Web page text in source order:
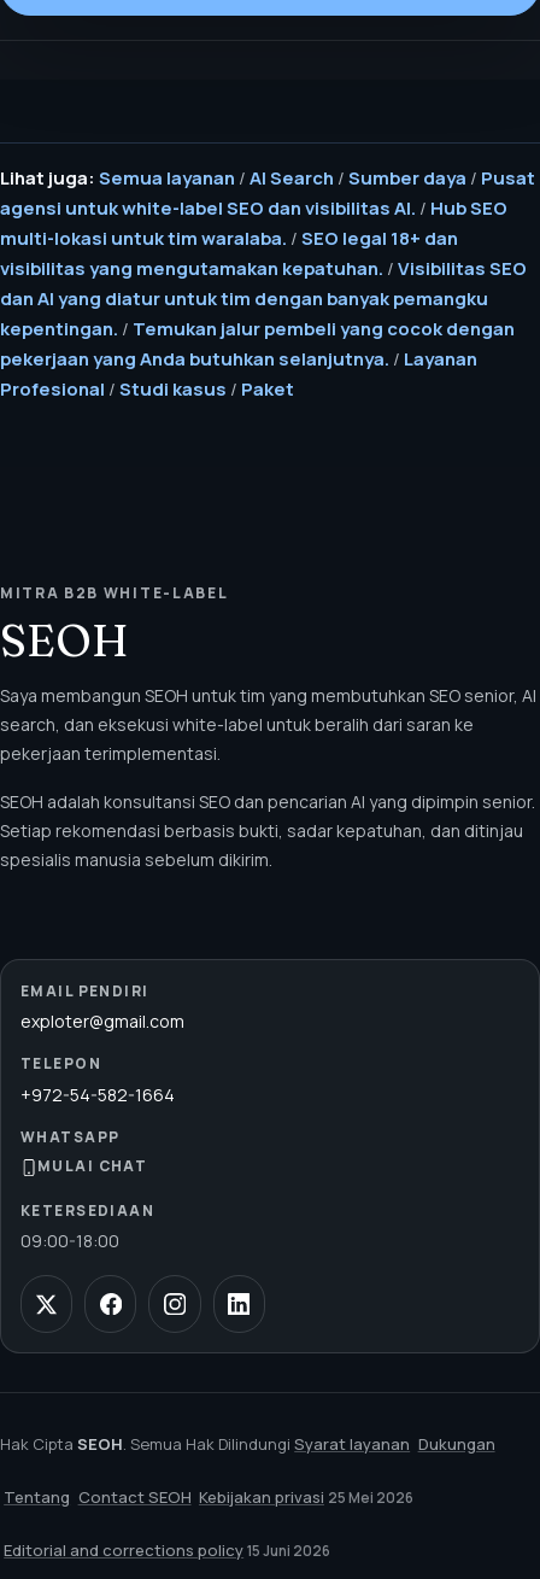
Lihat juga: Semua layanan / AI Search / Sumber daya / Pusat
agensi untuk white-label SEO dan visibilitas AI. / Hub SEO
multi-lokasi untuk tim waralaba. / SEO legal 18+ dan
visibilitas yang mengutamakan kepatuhan. / Visibilitas SEO
dan AI yang diatur untuk tim dengan banyak pemangku
kepentingan. / Temukan jalur pembeli yang cocok dengan
pekerjaan yang Anda butuhkan selanjutnya. / Layanan
Profesional / Studi kasus / Paket
MITRA B2B WHITE-LABEL
SEOH
Saya membangun SEOH untuk tim yang membutuhkan SEO senior, AI
search, dan eksekusi white-label untuk beralih dari saran ke
pekerjaan terimplementasi.
SEOH adalah konsultansi SEO dan pencarian AI yang dipimpin senior.
Setiap rekomendasi berbasis bukti, sadar kepatuhan, dan ditinjau
spesialis manusia sebelum dikirim.
EMAIL PENDIRI
exploter@gmail.com
TELEPON
+972-54-582-1664
WHATSAPP
MULAI CHAT
KETERSEDIAAN
09:00-18:00
Hak Cipta SEOH. Semua Hak Dilindungi Syarat layanan Dukungan
Tentang Contact SEOH Kebijakan privasi 25 Mei 2026
Editorial and corrections policy 15 Juni 2026